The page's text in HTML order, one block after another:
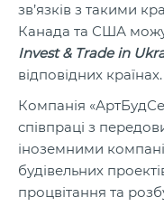
зв’язків з такими
Канада та США
Invest & Trade in
відповідних країнах.
Компанія
співпраці з
іноземними
будівельних
процвітання та